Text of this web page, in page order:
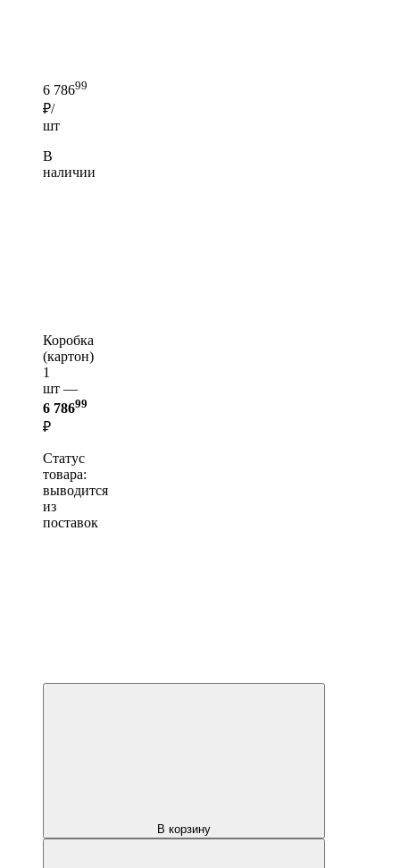
6 78699
₽/
шт
В
наличии
Коробка
(картон)
1
шт —
6 78699
₽
Статус
товара:
выводится
из
поставок
В корзину